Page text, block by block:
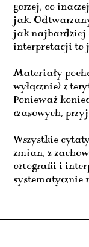
gorzej, co
jak.
jak najbardziej
interpretacji to
Materiały
wyłącznie) z
Ponieważ
czasowych,
Wszystkie
zmian, z
ortografii i
systematycznie